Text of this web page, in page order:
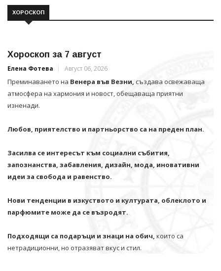
ХОРОСКОП
Хороскоп за 7 август
Елена Фотева Август 06, 2026
Преминаването на Венера във Везни, създава освежаваща
атмосфера на хармония и новост, обещаваща приятни
изненади.
Любов, приятелство и партньорство са на преден план.
Засилва се интересът към социални събития,
запознанства, забавления, дизайн, мода, иновативни
идеи за свобода и равенство.
Нови тенденции в изкуството и културата, облеклото и
парфюмите може да се възродят.
Подходящи са подаръци и знаци на обич, които са
нетрадиционни, но отразяват вкус и стил.